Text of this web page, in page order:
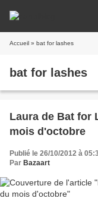
Accueil » bat for lashes
bat for lashes
Laura de Bat for
mois d'octobre
Publié le 26/10/2012 à
Par Bazaart